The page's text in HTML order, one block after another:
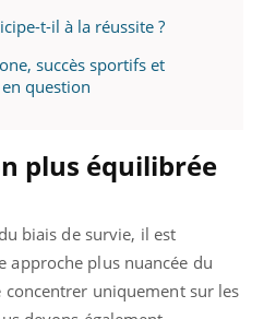
t-il à la réussite ?
succès sportifs et
question
plus équilibrée
biais de survie, il est
plus nuancée du
concentrer uniquement sur les